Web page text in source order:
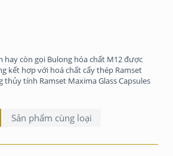
hay còn gọi Bulong hóa chất M12 được
kết hợp với hoá chất cấy thép Ramset
thủy tính Ramset Maxima Glass Capsules
Sản phẩm cùng loại